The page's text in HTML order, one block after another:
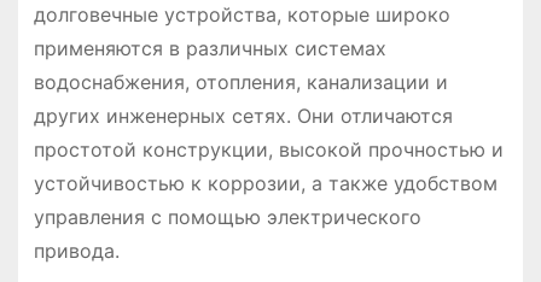
долговечные устройства, которые широко
применяются в различных системах
водоснабжения, отопления, канализации и
других инженерных сетях. Они отличаются
простотой конструкции, высокой прочностью и
устойчивостью к коррозии, а также удобством
управления с помощью электрического
привода.